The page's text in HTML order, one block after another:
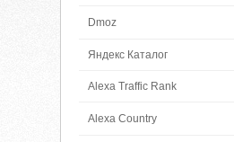
Dmoz
Яндекс Каталог
Alexa Traffic Rank
Alexa Country